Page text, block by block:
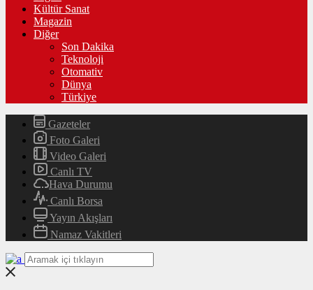
Kültür Sanat
Magazin
Diğer
Son Dakika
Teknoloji
Otomativ
Dünya
Türkiye
Gazeteler
Foto Galeri
Video Galeri
Canlı TV
Hava Durumu
Canlı Borsa
Yayın Akışları
Namaz Vakitleri